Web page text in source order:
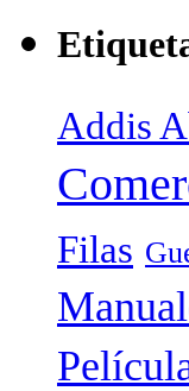
Addis
Filas